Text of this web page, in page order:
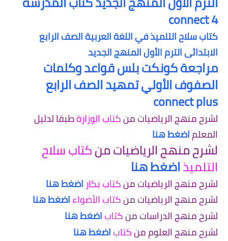
connect 4
كتاب سلاح التلميذ في اللغة العربية الصف الرابع
الابتدائى الترم الأول المنهج الجديد
مراجعة كونكت بلس قواعد وكلمات
الصفوف الأولي تمهيد الصف الرابع
connect plus
لشرح منهج الرياضيات منكتاب الوزارةطبقا لدليل
المعلماضغط هنا
لشرح منهج الرياضيات منكتاب سلاح
التلميذاضغط هنا
لشرح منهج الرياضيات منكتاب بكار اضغط هنا
لشرح منهج الرياضيات منكتاب الأضواءاضغط هنا
لشرح منهج الدراسات منكتاباضغط هنا
لشرح منهج العلوم منكتاباضغط هنا